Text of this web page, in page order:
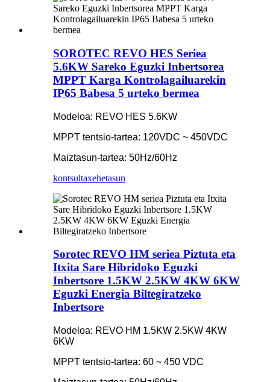
SOROTEC REVO HES Seriea
5.6KW Sareko Eguzki Inbertsorea
MPPT Karga Kontrolagailuarekin
IP65 Babesa 5 urteko bermea
Modeloa: REVO HES 5.6KW
MPPT tentsio-tartea: 120VDC ~ 450VDC
Maiztasun-tartea: 50Hz/60Hz
kontsultaxehetasun
Sorotec REVO HM seriea Piztuta eta
Itxita Sare Hibridoko Eguzki
Inbertsore 1.5KW 2.5KW 4KW 6KW
Eguzki Energia Biltegiratzeko
Inbertsore
Modeloa: REVO HM 1.5KW 2.5KW 4KW
6KW
MPPT tentsio-tartea: 60 ~ 450 VDC